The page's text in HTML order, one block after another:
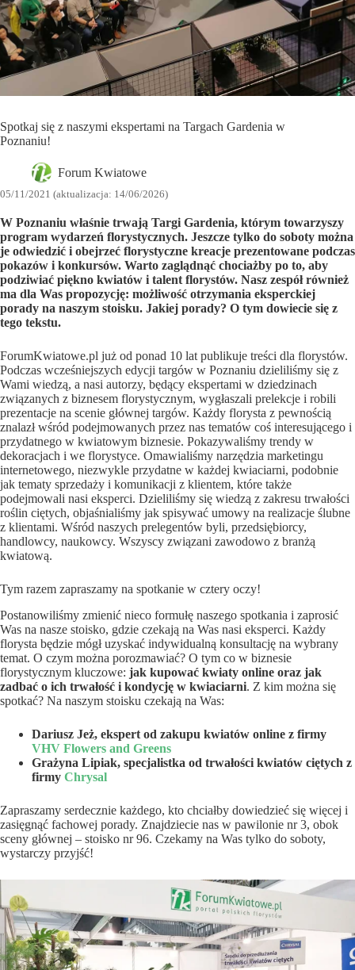
Spotkaj się z naszymi ekspertami na Targach Gardenia w
Poznaniu!
Forum Kwiatowe
05/11/2021 (aktualizacja: 14/06/2026)
W Poznaniu właśnie trwają Targi Gardenia, którym towarzyszy
program wydarzeń florystycznych. Jeszcze tylko do soboty można
je odwiedzić i obejrzeć florystyczne kreacje prezentowane podczas
pokazów i konkursów. Warto zaglądnąć chociażby po to, aby
podziwiać piękno kwiatów i talent florystów. Nasz zespół również
ma dla Was propozycję: możliwość otrzymania eksperckiej
porady na naszym stoisku. Jakiej porady? O tym dowiecie się z
tego tekstu.
ForumKwiatowe.pl już od ponad 10 lat publikuje treści dla florystów.
Podczas wcześniejszych edycji targów w Poznaniu dzieliliśmy się z
Wami wiedzą, a nasi autorzy, będący ekspertami w dziedzinach
związanych z biznesem florystycznym, wygłaszali prelekcje i robili
prezentacje na scenie głównej targów. Każdy florysta z pewnością
znalazł wśród podejmowanych przez nas tematów coś interesującego i
przydatnego w kwiatowym biznesie. Pokazywaliśmy trendy w
dekoracjach i we florystyce. Omawialiśmy narzędzia marketingu
internetowego, niezwykle przydatne w każdej kwiaciarni, podobnie
jak tematy sprzedaży i komunikacji z klientem, które także
podejmowali nasi eksperci. Dzieliliśmy się wiedzą z zakresu trwałości
roślin ciętych, objaśnialiśmy jak spisywać umowy na realizacje ślubne
z klientami. Wśród naszych prelegentów byli, przedsiębiorcy,
handlowcy, naukowcy. Wszyscy związani zawodowo z branżą
kwiatową.
Tym razem zapraszamy na spotkanie w cztery oczy!
Postanowiliśmy zmienić nieco formułę naszego spotkania i zaprosić
Was na nasze stoisko, gdzie czekają na Was nasi eksperci. Każdy
florysta będzie mógł uzyskać indywidualną konsultację na wybrany
temat. O czym można porozmawiać? O tym co w biznesie
florystycznym kluczowe: jak kupować kwiaty online oraz jak
zadbać o ich trwałość i kondycję w kwiaciarni. Z kim można się
spotkać? Na naszym stoisku czekają na Was:
Dariusz Jeż, ekspert od zakupu kwiatów online z firmy
VHV Flowers and Greens
Grażyna Lipiak, specjalistka od trwałości kwiatów ciętych z
firmy Chrysal
Zapraszamy serdecznie każdego, kto chciałby dowiedzieć się więcej i
zasięgnąć fachowej porady. Znajdziecie nas w pawilonie nr 3, obok
sceny głównej – stoisko nr 96. Czekamy na Was tylko do soboty,
wystarczy przyjść!